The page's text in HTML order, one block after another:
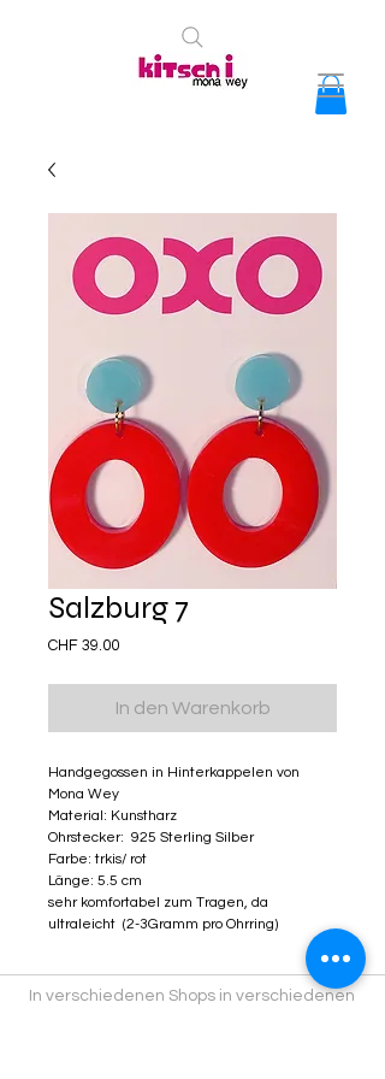
Salzburg 7
CHF 39.00Preis
In den Warenkorb
Handgegossen in Hinterkappelen von
Mona Wey
Material: Kunstharz
Ohrstecker: 925 Sterling Silber
Farbe: trkis/ rot
Länge: 5.5 cm
sehr komfortabel zum Tragen, da
ultraleicht (2-3Gramm pro Ohrring)
In verschiedenen Shops in verschiedenen